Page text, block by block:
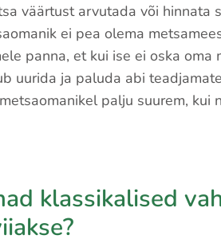
väärtust arvutada või hinnata
ei pea olema
panna, et kui ise ei oska oma
uurida ja paluda abi
palju suurem, kui
klassikalised